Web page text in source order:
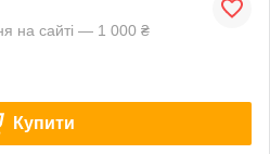
на сайті — 1 000 ₴
Купити